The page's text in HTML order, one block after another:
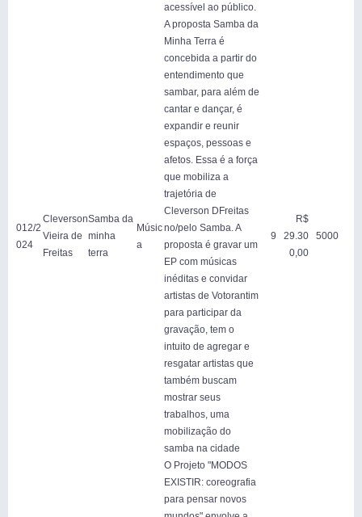
acessível ao público.
012/2
024
Cleverson
Vieira de
Freitas
Samba da
minha
terra
Músic
a
A proposta Samba da
Minha Terra é
concebida a partir do
entendimento que
sambar, para além de
cantar e dançar, é
expandir e reunir
espaços, pessoas e
afetos. Essa é a força
que mobiliza a
trajetória de
Cleverson DFreitas
no/pelo Samba. A
proposta é gravar um
EP com músicas
inéditas e convidar
artistas de Votorantim
para participar da
gravação, tem o
intuito de agregar e
resgatar artistas que
também buscam
mostrar seus
trabalhos, uma
mobilização do
samba na cidade
9
R$
29.30
0,00
5000
O Projeto "MODOS
EXISTIR: coreografia
para pensar novos